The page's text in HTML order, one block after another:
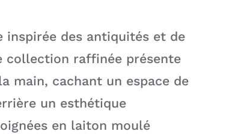
inspirée des antiquités et de
collection raffinée présente
main, cachant un espace de
un esthétique
en laiton moulé